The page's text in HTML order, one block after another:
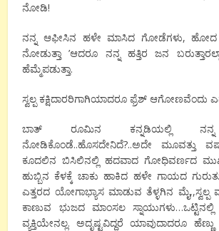
ನೋಡಿ!
ನನ್ನ ಆಫೀಸಿನ ಹಳೇ ಮಾಸಿದ ಗೋಡೆಗಳು, ಹೋದ
ನೋಡುತ್ತಾ ’ಆದರೂ ನನ್ನ ಹತ್ತಿರ ಜನ
ಹೆಮ್ಮೆಪಡುತ್ತಾ.
ಸ್ವಲ್ಪ ಕಕ್ಷಿದಾರರಿಗಾಗಿಯಾದರೂ ಫ್ರೆಶ್ ಆಗೋಣವೆಂದು
ಬಾತ್ ರೂಮಿನ ಕನ್ನಡಿಯಲ್ಲಿ ನನ್ನ
ನೋಡಿಕೊಂಡೆ..ಹೊಸದೇನಿದೆ?..ಅದೇ ಮೂವತ್ತು
ಕೂದಲಿನ ಬಿಸಿಲಿನಲ್ಲಿ ಹದವಾದ ಗೋಧಿವರ್ಣದ
ಹುಬ್ಬಿನ ಕೆಳಕ್ಕೆ ಚಾಕು ಹಾಕಿದ ಹಳೇ ಗಾಯದ
ಎತ್ತರದ ಯೋಗಾಭ್ಯಾಸ ಮಾಡುವ ತೆಳ್ಳಗಿನ ಮೈ,,ಸ್ವಲ್ಪ
ಕಾಣುವ ಭುಜದ ಮಾಂಸಲ
ವ್ಯಕ್ತಿಯೇನಲ್ಲ. ಅದೃಷ್ಟವಿದ್ದರೆ ಯಾವುದಾದರೂ